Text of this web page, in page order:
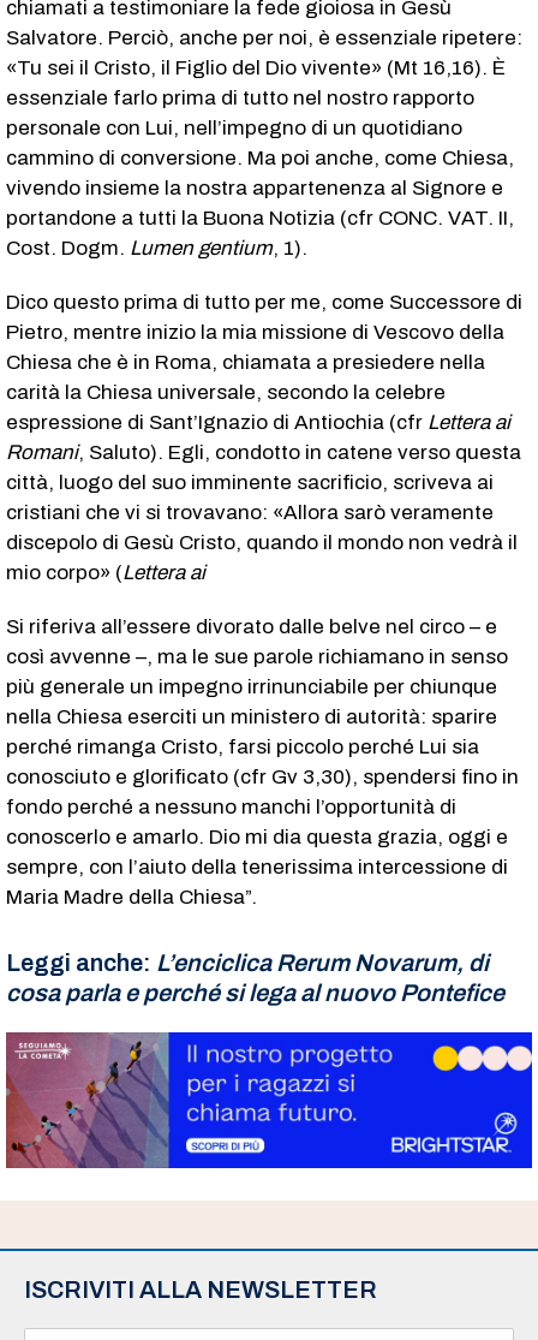
chiamati a testimoniare la fede gioiosa in Gesù
Salvatore. Perciò, anche per noi, è essenziale ripetere:
«Tu sei il Cristo, il Figlio del Dio vivente» (Mt 16,16). È
essenziale farlo prima di tutto nel nostro rapporto
personale con Lui, nell’impegno di un quotidiano
cammino di conversione. Ma poi anche, come Chiesa,
vivendo insieme la nostra appartenenza al Signore e
portandone a tutti la Buona Notizia (cfr CONC. VAT. II,
Cost. Dogm. Lumen gentium, 1).
Dico questo prima di tutto per me, come Successore di
Pietro, mentre inizio la mia missione di Vescovo della
Chiesa che è in Roma, chiamata a presiedere nella
carità la Chiesa universale, secondo la celebre
espressione di Sant’Ignazio di Antiochia (cfr Lettera ai
Romani, Saluto). Egli, condotto in catene verso questa
città, luogo del suo imminente sacrificio, scriveva ai
cristiani che vi si trovavano: «Allora sarò veramente
discepolo di Gesù Cristo, quando il mondo non vedrà il
mio corpo» (Lettera ai
Si riferiva all’essere divorato dalle belve nel circo – e
così avvenne –, ma le sue parole richiamano in senso
più generale un impegno irrinunciabile per chiunque
nella Chiesa eserciti un ministero di autorità: sparire
perché rimanga Cristo, farsi piccolo perché Lui sia
conosciuto e glorificato (cfr Gv 3,30), spendersi fino in
fondo perché a nessuno manchi l’opportunità di
conoscerlo e amarlo. Dio mi dia questa grazia, oggi e
sempre, con l’aiuto della tenerissima intercessione di
Maria Madre della Chiesa”.
Leggi anche: L’enciclica Rerum Novarum, di
cosa parla e perché si lega al nuovo Pontefice
ISCRIVITI ALLA NEWSLETTER